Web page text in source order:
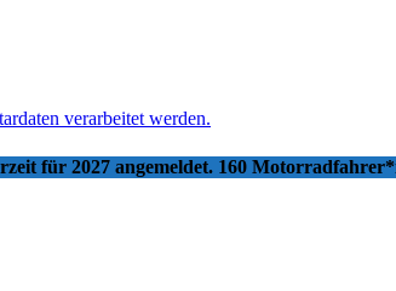
verarbeitet werden.
für 2027 angemeldet. 160